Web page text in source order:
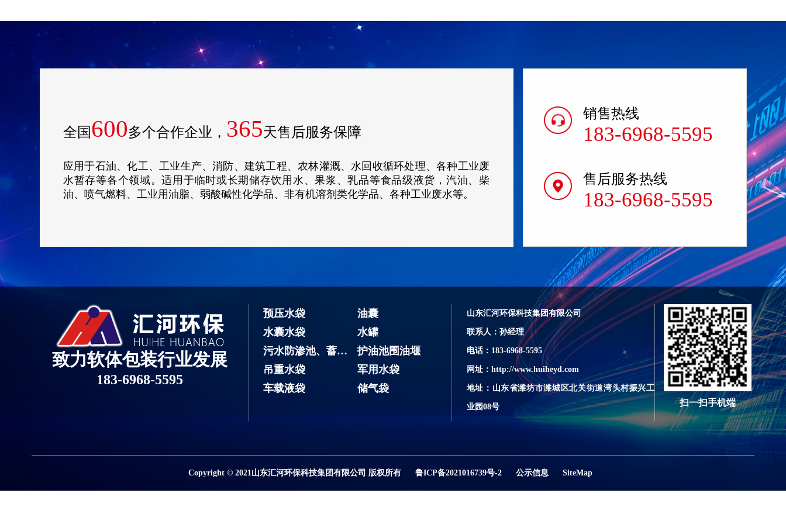
全国600多个合作企业， 365天售后服务保障
应用于石油、化工、工业生产、消防、建筑工程、农林灌溉、水回收循环处理、各种工业废
水暂存等各个领域。适用于临时或长期储存饮用水、果浆、乳品等食品级液货，汽油、柴
油、喷气燃料、工业用油脂、弱酸碱性化学品、非有机溶剂类化学品、各种工业废水等。
销售热线
183-6968-5595
售后服务热线
183-6968-5595
致力软体包装行业发展
183-6968-5595
预压水袋
油囊
水囊水袋
水罐
污水防渗池、蓄水池
护油池围油堰
吊重水袋
军用水袋
车载液袋
储气袋
山东汇河环保科技集团有限公司
联系人：孙经理
电话：183-6968-5595
网址：http://www.huiheyd.com
地址：山东省潍坊市潍城区北关街道湾头村振兴工
业园08号 扫一扫手机端
Copyright © 2021山东汇河环保科技集团有限公司 版权所有 鲁ICP备2021016739号-2 公示信息 SiteMap